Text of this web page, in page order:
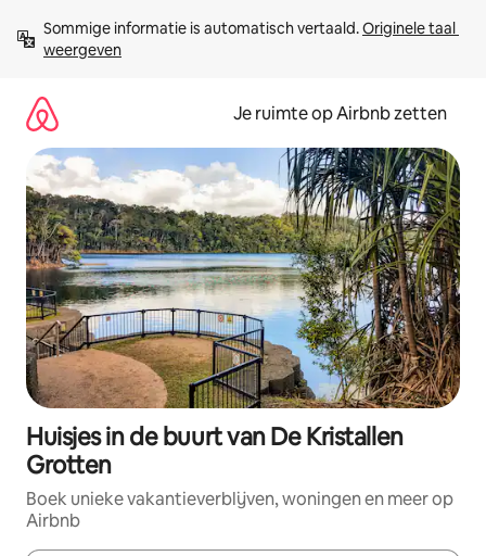
direct
naar
Sommige informatie is automatisch vertaald. Originele taal
weergeven
Je ruimte op Airbnb zetten
Huisjes in de buurt van De Kristallen
Grotten
Boek unieke vakantieverblijven, woningen en meer op
Airbnb